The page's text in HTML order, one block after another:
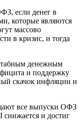
если денег в
которые являются
массово
в кризис, и тогда
денежным
и поддержку
скачок инфляции и
все выпуски ОФЗ
и достиг